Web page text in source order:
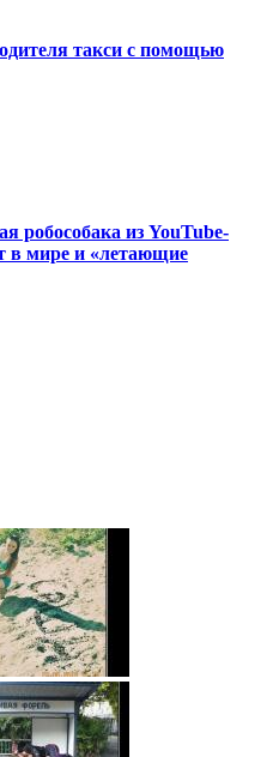
такси с помощью
робособака из YouTube-
в мире и «летающие